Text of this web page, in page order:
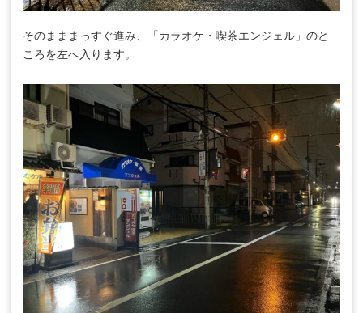
そのまままっすぐ進み、「カラオケ・喫茶エンジェル」のと
ころを左へ入ります。